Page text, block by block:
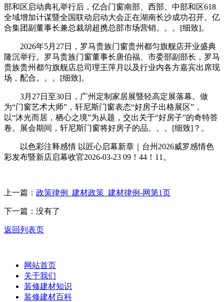
部和区启动典礼举行后，亿合门窗南部、西部、中部和区618
全域增加计谋暨全国联动启动大会正在湖南长沙成功召开。亿
合集团副董事长兼总裁胡超携总部市场营销。。。[细致]。
2026年5月27日，罗马贵族门窗贵州都匀旗舰店开业盛典
隆沉举行。罗马贵族门窗董事长唐伯福、市委部副部长，罗马
贵族贵州都匀旗舰店总司理王萍月以及行业内各方嘉宾出席现
场，配合。。。[细致]。
3月27日至30日，广州定制家居展暨轻高定展落幕。做
为“门窗艺术大师”，轩尼斯门窗表态“好房子出格展区”，
以“沐光而居，栖心之境”为从题，交出关于“好房子”的奇特答
卷。展会期间，轩尼斯门窗将好房子的品。。。[细致]？。
以色彩注释感情 以匠心启幕新章｜台州2026威罗感情色
彩发布暨新店启幕收官2026-03-23 09！44！11。
上一篇： 政策律例_建材政策_建材律例-网第1页
下一篇：没有了
返回列表页
网站首页
关于我们
装修建材知识
装修建材百科